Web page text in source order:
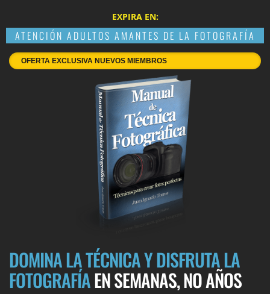
EXPIRA EN:
ATENCIÓN ADULTOS AMANTES DE LA FOTOGRAFÍA
OFERTA EXCLUSIVA NUEVOS MIEMBROS
DOMINA LA TÉCNICA Y DISFRUTA LA
FOTOGRAFÍAEN SEMANAS, NO AÑOS